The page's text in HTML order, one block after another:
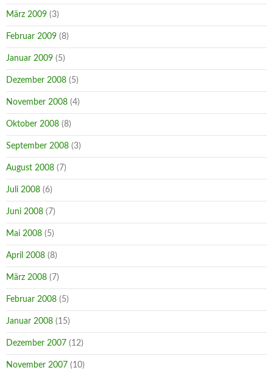
März 2009 (3)
Februar 2009 (8)
Januar 2009 (5)
Dezember 2008 (5)
November 2008 (4)
Oktober 2008 (8)
September 2008 (3)
August 2008 (7)
Juli 2008 (6)
Juni 2008 (7)
Mai 2008 (5)
April 2008 (8)
März 2008 (7)
Februar 2008 (5)
Januar 2008 (15)
Dezember 2007 (12)
November 2007 (10)